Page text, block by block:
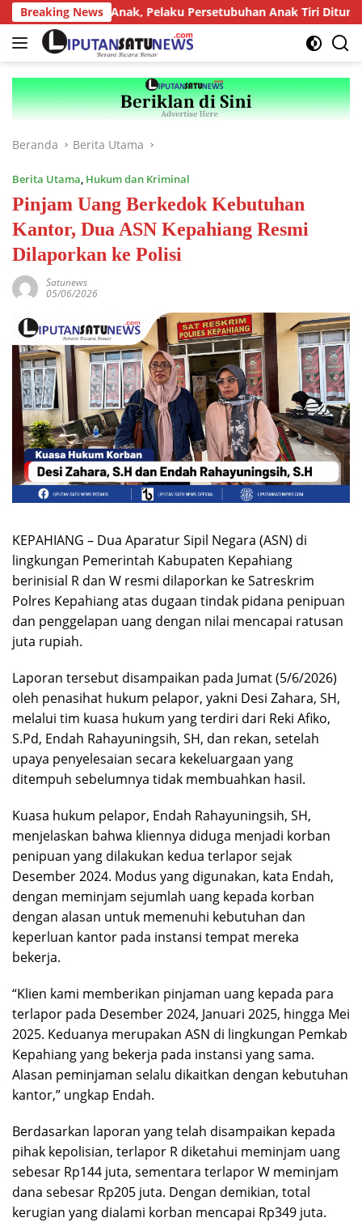
Langsung
ke
konten
Breaking News
Anak, Pelaku Persetubuhan Anak Tiri Dituntut 19
Beranda Berita Utama
Berita Utama, Hukum dan Kriminal
Pinjam Uang Berkedok Kebutuhan
Kantor, Dua ASN Kepahiang Resmi
Dilaporkan ke Polisi
Satunews
05/06/2026
KEPAHIANG – Dua Aparatur Sipil Negara (ASN) di
lingkungan Pemerintah Kabupaten Kepahiang
berinisial R dan W resmi dilaporkan ke Satreskrim
Polres Kepahiang atas dugaan tindak pidana penipuan
dan penggelapan uang dengan nilai mencapai ratusan
juta rupiah.
Laporan tersebut disampaikan pada Jumat (5/6/2026)
oleh penasihat hukum pelapor, yakni Desi Zahara, SH,
melalui tim kuasa hukum yang terdiri dari Reki Afiko,
S.Pd, Endah Rahayuningsih, SH, dan rekan, setelah
upaya penyelesaian secara kekeluargaan yang
ditempuh sebelumnya tidak membuahkan hasil.
Kuasa hukum pelapor, Endah Rahayuningsih, SH,
menjelaskan bahwa kliennya diduga menjadi korban
penipuan yang dilakukan kedua terlapor sejak
Desember 2024. Modus yang digunakan, kata Endah,
dengan meminjam sejumlah uang kepada korban
dengan alasan untuk memenuhi kebutuhan dan
keperluan kantor pada instansi tempat mereka
bekerja.
“Klien kami memberikan pinjaman uang kepada para
terlapor pada Desember 2024, Januari 2025, hingga Mei
2025. Keduanya merupakan ASN di lingkungan Pemkab
Kepahiang yang bekerja pada instansi yang sama.
Alasan peminjaman selalu dikaitkan dengan kebutuhan
kantor,” ungkap Endah.
Berdasarkan laporan yang telah disampaikan kepada
pihak kepolisian, terlapor R diketahui meminjam uang
sebesar Rp144 juta, sementara terlapor W meminjam
dana sebesar Rp205 juta. Dengan demikian, total
kerugian yang dialami korban mencapai Rp349 juta.